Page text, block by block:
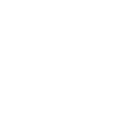
Ah ee Droniyo La
Ah ee Ku Daro
Qaabka Ah
Qaabka Ah ee
Dhacay Kaalinta
Waa Inuu Ku Daro
Dhibaatada Uga